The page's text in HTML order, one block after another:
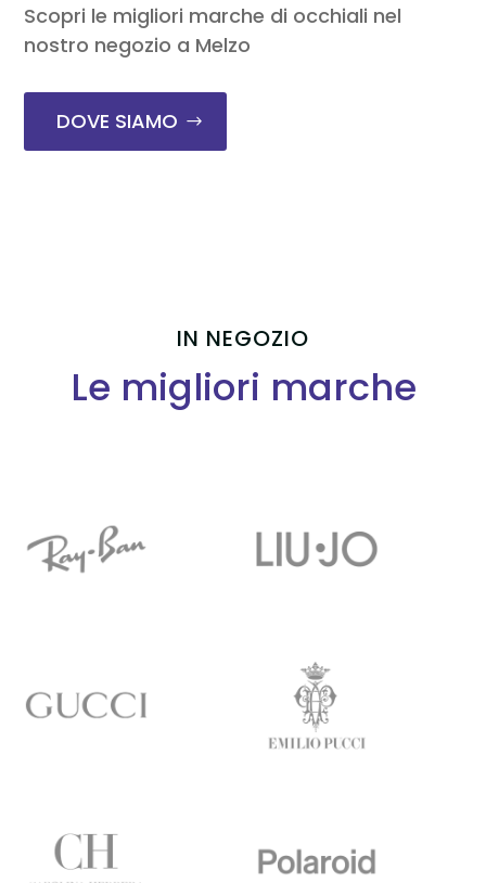
Scopri le migliori marche di occhiali nel
nostro negozio a Melzo
DOVE SIAMO
IN NEGOZIO
Le migliori marche